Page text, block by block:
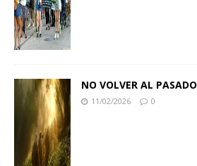
NO VOLVER AL PASADO
11/02/2026 0